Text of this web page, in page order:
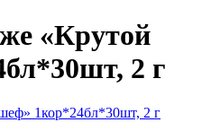
«Крутой
2 г